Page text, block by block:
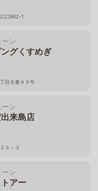
口862-1
ーン
グくすめぎ
目８番４３号
ーン
来島店
６－３
ーン
アー